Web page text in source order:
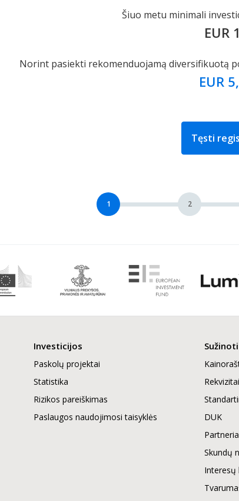
Šiuo metu minimali
EUR
Norint pasiekti rekomenduojamą diversifikuotą
EUR
Tęsti
1 2
Investicijos
Paskolų projektai
Statistika
Rizikos pareiškimas
Paslaugos naudojimosi taisyklės
Rekvizitai
DUK
Skundų
Interesų